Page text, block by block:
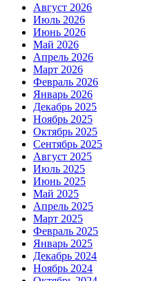
Август 2026
Июль 2026
Июнь 2026
Май 2026
Апрель 2026
Март 2026
Февраль 2026
Январь 2026
Декабрь 2025
Ноябрь 2025
Октябрь 2025
Сентябрь 2025
Август 2025
Июль 2025
Июнь 2025
Май 2025
Апрель 2025
Март 2025
Февраль 2025
Январь 2025
Декабрь 2024
Ноябрь 2024